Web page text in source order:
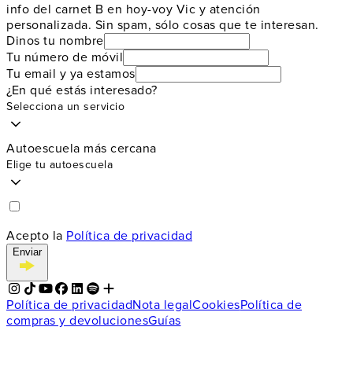
info del carnet B en hoy-voy Vic y atención
personalizada. Sin spam, sólo cosas que te interesan.
Dinos tu nombre
Tu número de móvil
Tu email y ya estamos
¿En qué estás interesado?
Selecciona un servicio
Autoescuela más cercana
Elige tu autoescuela
Acepto la Política de privacidad
Enviar
Política de privacidadNota legalCookiesPolítica de
compras y devolucionesGuías